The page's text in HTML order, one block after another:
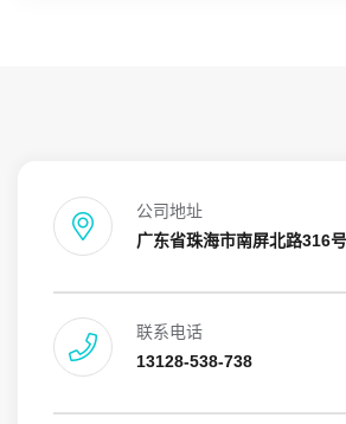
公司地址
广东省珠海市南屏北路316
联系电话
13128-538-738